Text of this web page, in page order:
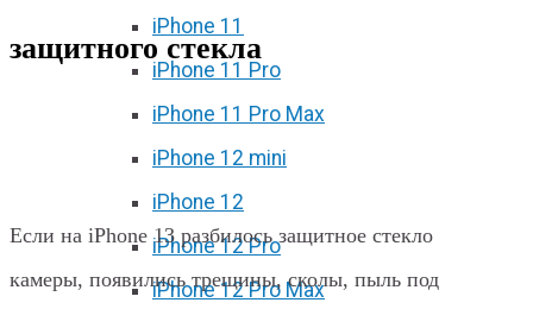
iPhone 11
iPhone 11 Pro
iPhone 11 Pro Max
iPhone 12 mini
iPhone 12
iPhone 12 Pro
iPhone 12 Pro Max
защитного стекла
Разбилось стекло камеры iPhone
Если на iPhone 13 разбилось защитное стекло
камеры, появились трещины, сколы, пыль под